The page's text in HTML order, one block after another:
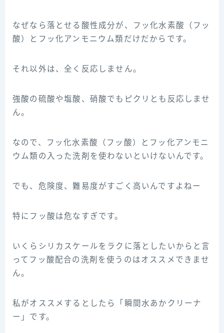
なぜなら落とせる酸性成分が、フッ化水素酸（フッ
酸）とフッ化アンモニウム類だけだからです。
それ以外は、全く反応しません。
強酸の硫酸や塩酸、硝酸でもピクリとも反応しませ
ん。
なので、フッ化水素酸（フッ酸）とフッ化アンモニ
ウム類の入った洗剤を使わないといけないんです。
でも、危険度、難易度がすごく高いんですよねー
特にフッ酸は危なすぎです。
いくらシリカスケールをラクに落としたいからと言
ってフッ酸配合の洗剤を使うのはオススメできませ
ん。
私がオススメするとしたら「瞬間水あかクリーナ
ー」です。